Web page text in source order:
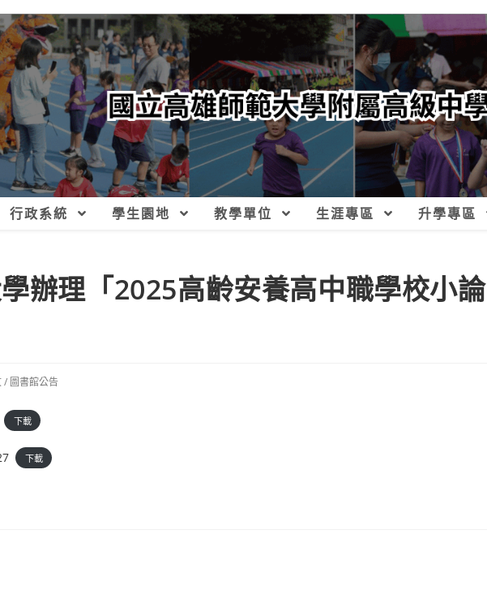
行政系統 學生園地 教學單位 生涯專區 升學專區
辦理「2025高齡安養高中職學校小論
/ 圖書館公告
下載
下載